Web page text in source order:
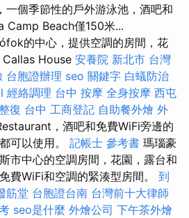
一個季節性的戶外游泳池，酒吧和
Camp Beach僅150米...
的中心，提供空調的房間，花
Callas House 安養院 新北市 台灣
台胞證辦理 seo 關鍵字 白蟻防治
經絡調理 台中 按摩 全身按摩 西屯
復 台中 工商登記 自助餐外燴 外
，酒吧和免費WiFi旁邊的
可以使用。 記帳士 參考書 瑪瑙豪
市中心的空調房間，花園，露台和
費WiFi和空調的緊湊型房間。 到
筋堂 台胞證台南 台灣前十大律師
seo是什麼 外燴公司 下午茶外燴